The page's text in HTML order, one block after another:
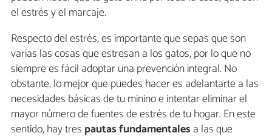
el estrés y el marcaje.
Respecto del estrés, es importante que sepas que son
varias las cosas que estresan a los gatos, por lo que no
siempre es fácil adoptar una prevención integral. No
obstante, lo mejor que puedes hacer es adelantarte a las
necesidades básicas de tu minino e intentar eliminar el
mayor número de fuentes de estrés de tu hogar. En este
sentido, hay tres pautas fundamentales a las que